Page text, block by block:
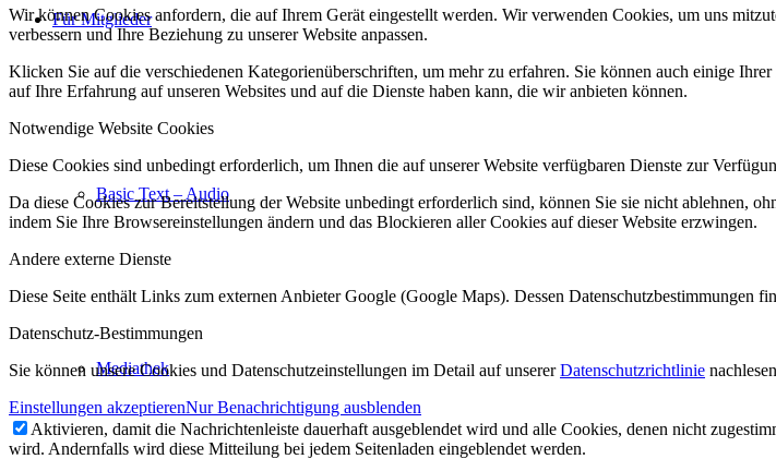
Für Mitglieder
Basic Text – Audio
Mediathek
Wir können Cookies anfordern, die auf Ihrem Gerät eingestellt werden. Wir verwenden Cookies, um uns
verbessern und Ihre Beziehung zu unserer Website anpassen.
Klicken Sie auf die verschiedenen Kategorienüberschriften, um mehr zu erfahren. Sie können auch einige
auf Ihre Erfahrung auf unseren Websites und auf die Dienste haben kann, die wir anbieten können.
Notwendige Website Cookies
Diese Cookies sind unbedingt erforderlich, um Ihnen die auf unserer Website verfügbaren Dienste zur
Da diese Cookies zur Bereitstellung der Website unbedingt erforderlich sind, können Sie sie nicht ablehnen,
indem Sie Ihre Browsereinstellungen ändern und das Blockieren aller Cookies auf dieser Website erzwingen.
Andere externe Dienste
Diese Seite enthält Links zum externen Anbieter Google (Google Maps). Dessen Datenschutzbestimmungen
Datenschutz-Bestimmungen
Sie können unsere Cookies und Datenschutzeinstellungen im Detail auf unsererDatenschutzrichtlinie
Einstellungen akzeptierenNur Benachrichtigung ausblenden
Aktivieren, damit die Nachrichtenleiste dauerhaft ausgeblendet wird und alle Cookies, denen nicht
wird. Andernfalls wird diese Mitteilung bei jedem Seitenladen eingeblendet werden.